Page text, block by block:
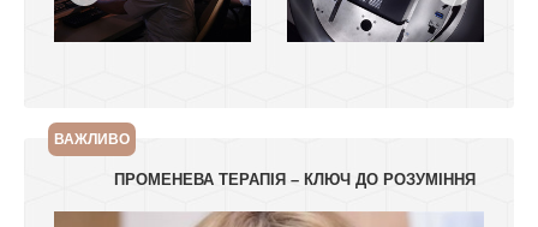
ВАЖЛИВО
ПРОМЕНЕВА ТЕРАПІЯ – КЛЮЧ ДО РОЗУМІННЯ